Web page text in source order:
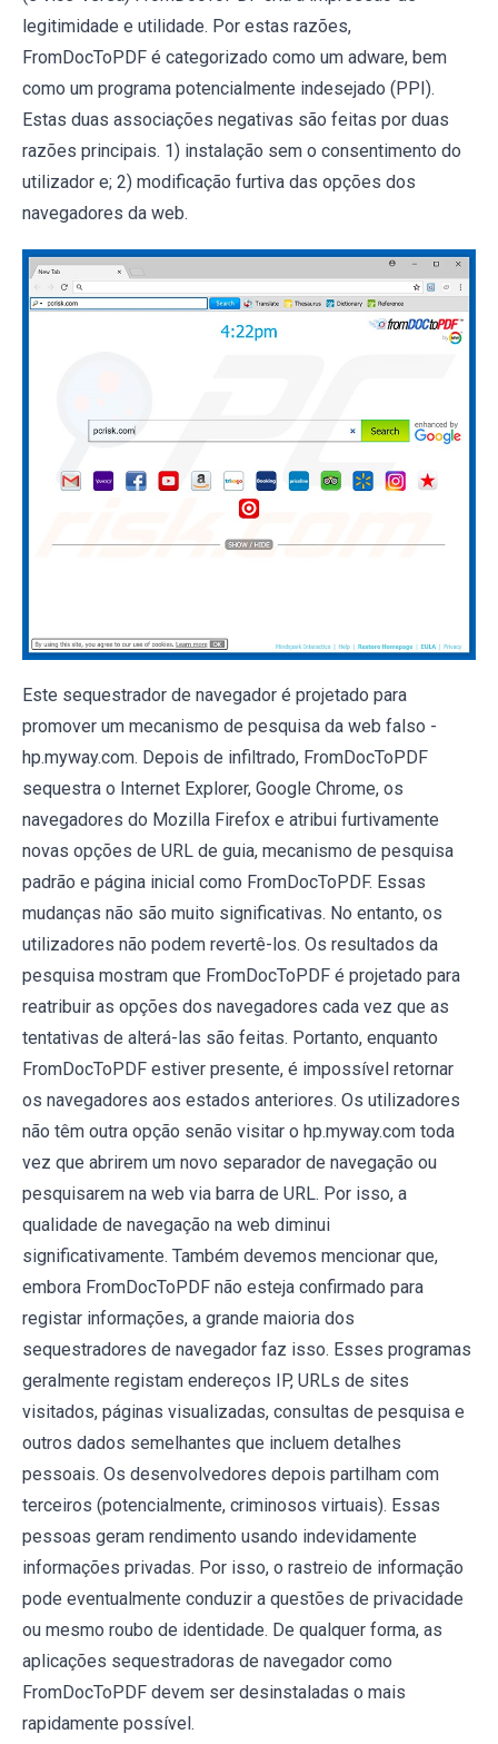
legitimidade e utilidade. Por estas razões,
FromDocToPDF é categorizado como um adware, bem
como um programa potencialmente indesejado (PPI).
Estas duas associações negativas são feitas por duas
razões principais. 1) instalação sem o consentimento do
utilizador e; 2) modificação furtiva das opções dos
navegadores da web.
Este sequestrador de navegador é projetado para
promover um mecanismo de pesquisa da web falso -
hp.myway.com. Depois de infiltrado, FromDocToPDF
sequestra o Internet Explorer, Google Chrome, os
navegadores do Mozilla Firefox e atribui furtivamente
novas opções de URL de guia, mecanismo de pesquisa
padrão e página inicial como FromDocToPDF. Essas
mudanças não são muito significativas. No entanto, os
utilizadores não podem revertê-los. Os resultados da
pesquisa mostram que FromDocToPDF é projetado para
reatribuir as opções dos navegadores cada vez que as
tentativas de alterá-las são feitas. Portanto, enquanto
FromDocToPDF estiver presente, é impossível retornar
os navegadores aos estados anteriores. Os utilizadores
não têm outra opção senão visitar o hp.myway.com toda
vez que abrirem um novo separador de navegação ou
pesquisarem na web via barra de URL. Por isso, a
qualidade de navegação na web diminui
significativamente. Também devemos mencionar que,
embora FromDocToPDF não esteja confirmado para
registar informações, a grande maioria dos
sequestradores de navegador faz isso. Esses programas
geralmente registam endereços IP, URLs de sites
visitados, páginas visualizadas, consultas de pesquisa e
outros dados semelhantes que incluem detalhes
pessoais. Os desenvolvedores depois partilham com
terceiros (potencialmente, criminosos virtuais). Essas
pessoas geram rendimento usando indevidamente
informações privadas. Por isso, o rastreio de informação
pode eventualmente conduzir a questões de privacidade
ou mesmo roubo de identidade. De qualquer forma, as
aplicações sequestradoras de navegador como
FromDocToPDF devem ser desinstaladas o mais
rapidamente possível.